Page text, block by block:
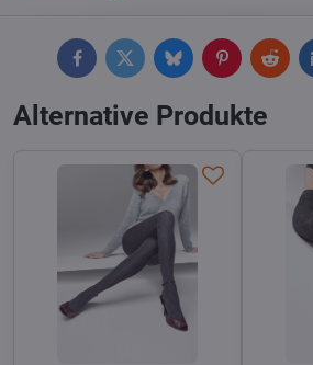
FacebookTwitterBlueskyPinterestReddit
Alternative Produkte